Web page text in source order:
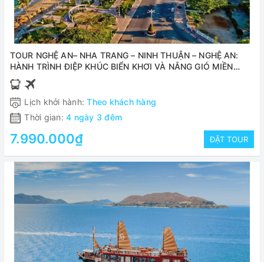
TOUR NGHỆ AN– NHA TRANG – NINH THUẬN – NGHỆ AN:
HÀNH TRÌNH ĐIỆP KHÚC BIỂN KHƠI VÀ NẮNG GIÓ MIỀN
TRUNG
Lịch khởi hành:Theo khách hàng
Thời gian: 4 ngày 3 đêm
7.990.000₫ ĐẶT TOUR